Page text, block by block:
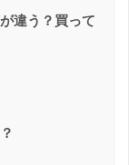
違う？買って